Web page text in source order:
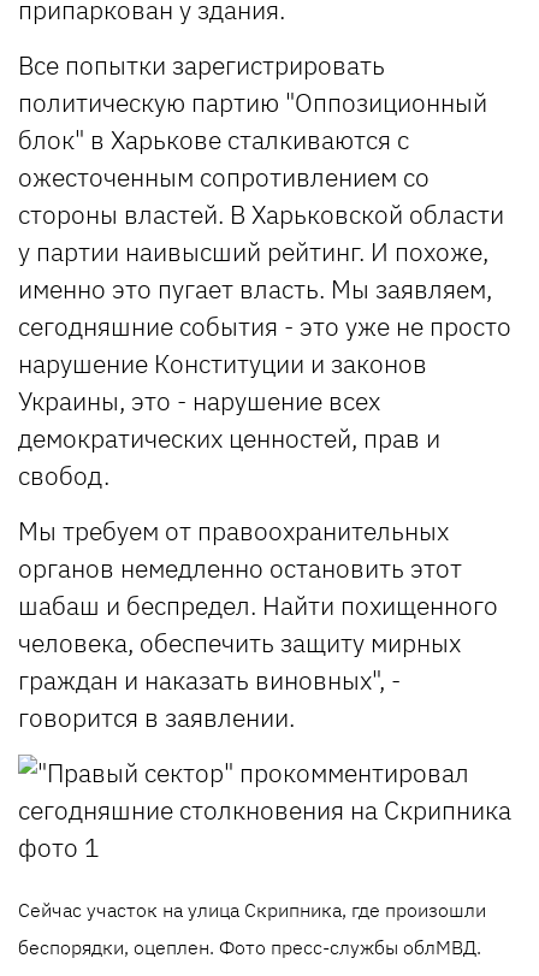
припаркован у здания.
Все попытки зарегистрировать
политическую партию "Оппозиционный
блок" в Харькове сталкиваются с
ожесточенным сопротивлением со
стороны властей. В Харьковской области
у партии наивысший рейтинг. И похоже,
именно это пугает власть. Мы заявляем,
сегодняшние события - это уже не просто
нарушение Конституции и законов
Украины, это - нарушение всех
демократических ценностей, прав и
свобод.
Мы требуем от правоохранительных
органов немедленно остановить этот
шабаш и беспредел. Найти похищенного
человека, обеспечить защиту мирных
граждан и наказать виновных", -
говорится в заявлении.
Сейчас участок на улица Скрипника, где произошли
беспорядки, оцеплен. Фото пресс-службы облМВД.